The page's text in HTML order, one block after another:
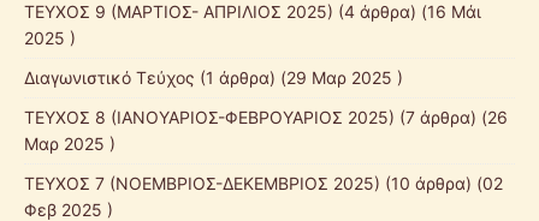
ΤΕΥΧΟΣ 9 (ΜΑΡΤΙΟΣ- ΑΠΡΙΛΙΟΣ 2025) (4 άρθρα) (16 Μάι
2025 )
Διαγωνιστικό Τεύχος (1 άρθρα) (29 Μαρ 2025 )
ΤΕΥΧΟΣ 8 (ΙΑΝΟΥΑΡΙΟΣ-ΦΕΒΡΟΥΑΡΙΟΣ 2025) (7 άρθρα) (26
Μαρ 2025 )
ΤΕΥΧΟΣ 7 (ΝΟΕΜΒΡΙΟΣ-ΔΕΚΕΜΒΡΙΟΣ 2025) (10 άρθρα) (02
Φεβ 2025 )